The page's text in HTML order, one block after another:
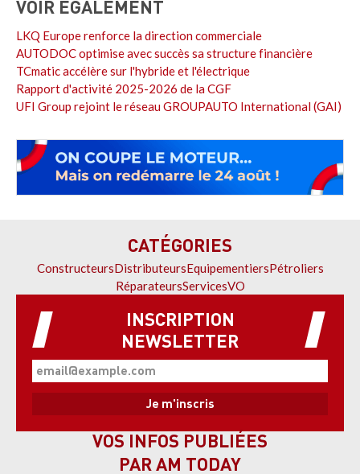
VOIR ÉGALEMENT
LKQ Europe renforce la direction commerciale
AUTODOC optimise avec succès sa structure financière
TCmatic accélère sur l'hybride et l'électrique
Rapport d'activité 2025-2026 de la CGF
UFI Group rejoint le réseau GROUPAUTO International (GAI)
CATÉGORIES
ConstructeursDistributeursEquipementiersPétroliers
RéparateursServicesVO
INSCRIPTION
NEWSLETTER
VOS INFOS PUBLIÉES
PAR AM TODAY